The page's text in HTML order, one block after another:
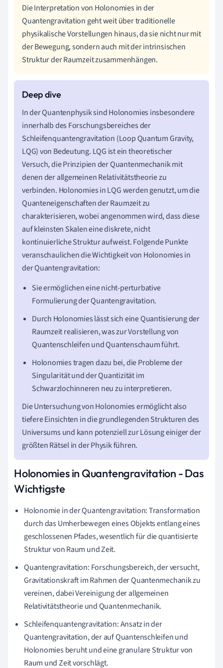
Die Interpretation von Holonomies in der
Quantengravitation geht weit über traditionelle
physikalische Vorstellungen hinaus, da sie nicht nur mit
der Bewegung, sondern auch mit der intrinsischen
Struktur der Raumzeit zusammenhängen.
In der Quantenphysik sind Holonomies insbesondere
innerhalb des Forschungsbereiches der
Schleifenquantengravitation (Loop Quantum Gravity,
LQG) von Bedeutung. LQG ist ein theoretischer
Versuch, die Prinzipien der Quantenmechanik mit
denen der allgemeinen Relativitätstheorie zu
verbinden. Holonomies in LQG werden genutzt, um die
Quanteneigenschaften der Raumzeit zu
charakterisieren, wobei angenommen wird, dass diese
auf kleinsten Skalen eine diskrete, nicht
kontinuierliche Struktur aufweist. Folgende Punkte
veranschaulichen die Wichtigkeit von Holonomies in
der Quantengravitation:
Sie ermöglichen eine nicht-perturbative
Formulierung der Quantengravitation.
Durch Holonomies lässt sich eine Quantisierung der
Raumzeit realisieren, was zur Vorstellung von
Quantenschleifen und Quantenschaum führt.
Holonomies tragen dazu bei, die Probleme der
Singularität und der Quantizität im
Schwarzlochinneren neu zu interpretieren.
Die Untersuchung von Holonomies ermöglicht also
tiefere Einsichten in die grundlegenden Strukturen des
Universums und kann potenziell zur Lösung einiger der
größten Rätsel in der Physik führen.
Holonomies in Quantengravitation - Das
Wichtigste
Holonomie in der Quantengravitation: Transformation
durch das Umherbewegen eines Objekts entlang eines
geschlossenen Pfades, wesentlich für die quantisierte
Struktur von Raum und Zeit.
Quantengravitation: Forschungsbereich, der versucht,
Gravitationskraft im Rahmen der Quantenmechanik zu
vereinen, dabei Vereinigung der allgemeinen
Relativitätstheorie und Quantenmechanik.
Schleifenquantengravitation: Ansatz in der
Quantengravitation, der auf Quantenschleifen und
Holonomies beruht und eine granulare Struktur von
Raum und Zeit vorschlägt.